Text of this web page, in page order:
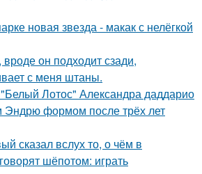
новая звезда - макак с нелёгкой
вроде он подходит сзади,
с меня штаны.
Лотос" Александра даддарио
Эндрю формом после трёх лет
сказал вслух то, о чём в
шёпотом: играть